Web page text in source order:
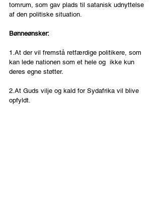
tomrum, som gav plads til satanisk udnyttelse
af den politiske situation.
Bønneønsker:
1.At der vil fremstå retfærdige politikere, som
kan lede nationen som et hele og  ikke kun
deres egne støtter.
2.At Guds vilje og kald for Sydafrika vil blive
opfyldt.